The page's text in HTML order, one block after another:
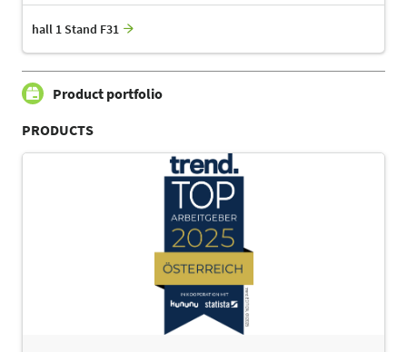
hall 1 Stand F31
Product portfolio
PRODUCTS